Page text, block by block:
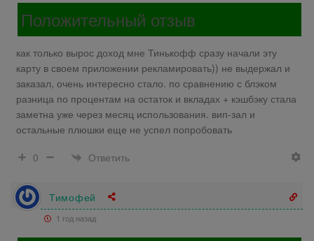
Положительный отзыв
как только вырос доход мне Тинькофф сразу начали эту
карту в своем приложении рекламировать)) не выдержал и
заказал, очень интересно стало. по сравнению с блэком
разница по процентам на остаток и вкладах + кэшбэку стала
заметна уже через месяц использования. вип-зал и
остальные плюшки еще не успел попробовать
0
Ответить
Тимофей
1 год назад